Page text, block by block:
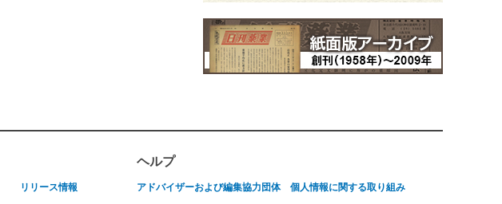
リリース情報
ヘルプ
アドバイザーおよび編集協力団体 個人情報に関する取り組み